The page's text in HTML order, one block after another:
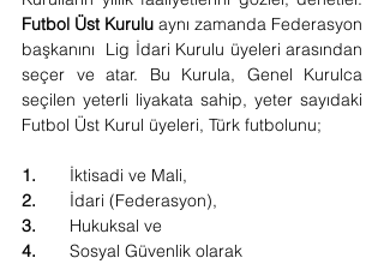
Futbol Üst Kurulu aynı zamanda Federasyon
başkanını  Lig İdari Kurulu üyeleri arasından
seçer ve atar. Bu Kurula, Genel Kurulca
seçilen yeterli liyakata sahip, yeter sayıdaki
Futbol Üst Kurul üyeleri, Türk futbolunu;
1. İktisadi ve Mali,
2. İdari (Federasyon),
3. Hukuksal ve
4. Sosyal Güvenlik olarak